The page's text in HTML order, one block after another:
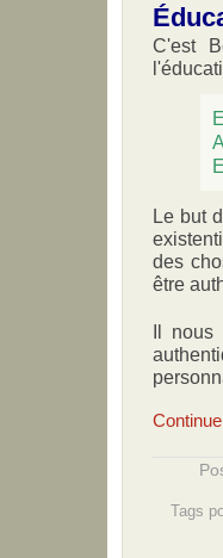
C'est
Le but
des
être
Il nous
Tags